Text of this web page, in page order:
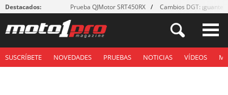
Destacados: Prueba QJMotor SRT450RX Cambios DGT: ¡guantes!
SUSCRÍBETE NOVEDADES PRUEBAS NOTICIAS VÍDEOS